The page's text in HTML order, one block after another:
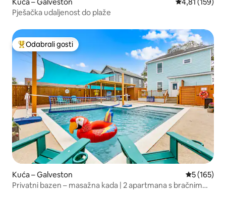
Pješačka udaljenost do plaže
Među najviše rangiranima s oznakom „Odabrali gosti”
Odabrali gosti
Kuća – Galveston Prosječna
5 (165)
Privatni bazen – masažna kada | 2 apartmana s bračnim